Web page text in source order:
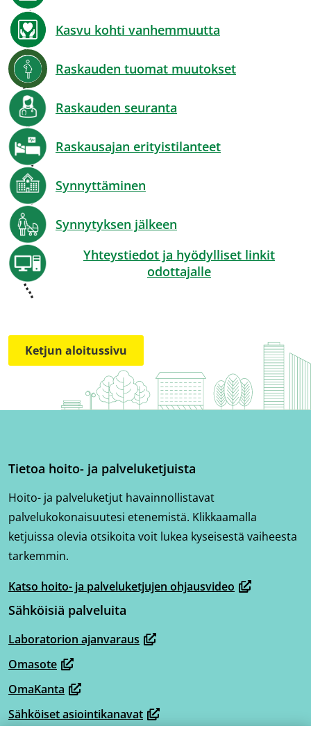
Kasvu kohti vanhemmuutta
Raskauden tuomat muutokset
Raskauden seuranta
Raskausajan erityistilanteet
Synnyttäminen
Synnytyksen jälkeen
Yhteystiedot ja hyödylliset linkit
odottajalle
Ketjun aloitussivu
Tietoa hoito- ja palveluketjuista
Hoito- ja palveluketjut havainnollistavat
palvelukokonaisuutesi etenemistä. Klikkaamalla
ketjuissa olevia otsikoita voit lukea kyseisestä vaiheesta
tarkemmin.
Katso hoito- ja palveluketjujen ohjausvideo
(avautuu
uuteen
ikkunaan,
toiseen
palveluun)
Sähköisiä palveluita
Laboratorion ajanvaraus
(avautuu
uuteen
ikkunaan,
siirryt
toiseen
Omasote
(avautuu
uuteen
ikkunaan,
siirryt
OmaKanta
(avautuu
uuteen
Sähköiset asiointikanavat
(avautuu